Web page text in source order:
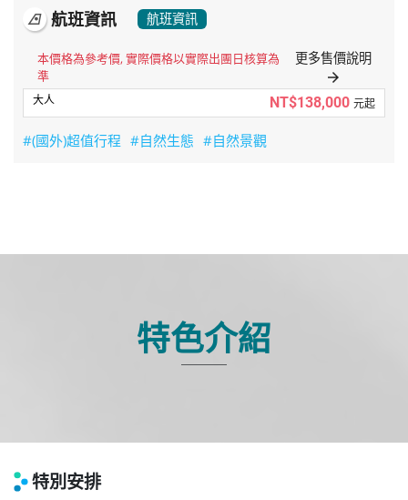
airlines 航班資訊 航班資訊
本價格為參考價, 實際價格以實際出團日核算為
準
更多售價說明
arrow_forward
NT$138,000 元起
#(國外)超值行程 #自然生態 #自然景觀
特色介紹
特別安排